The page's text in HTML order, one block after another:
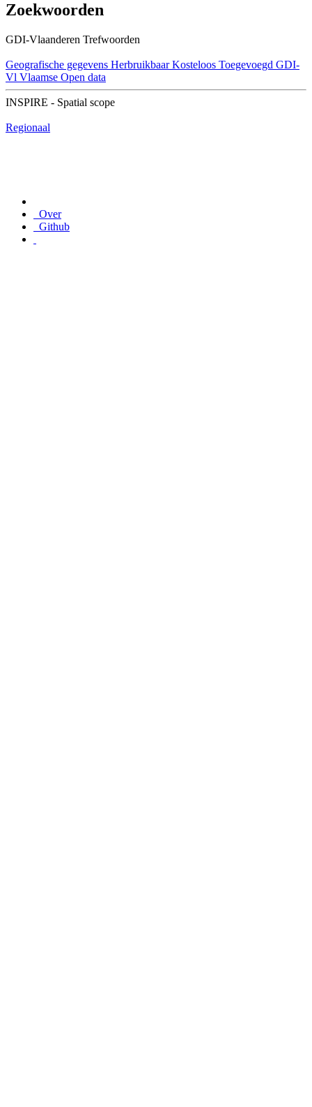
Zoekwoorden
GDI-Vlaanderen Trefwoorden
Geografische gegevens Herbruikbaar Kosteloos Toegevoegd GDI-
Vl Vlaamse Open data
INSPIRE - Spatial scope
Regionaal
Over
Github